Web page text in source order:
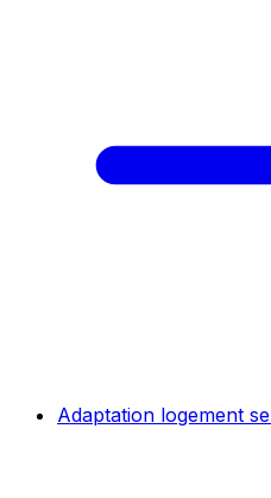
Adaptation logement